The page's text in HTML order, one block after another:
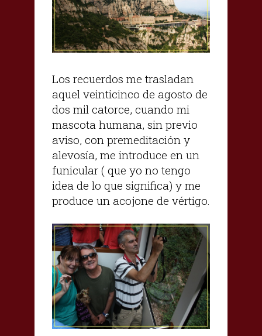
Los recuerdos me trasladan
aquel veinticinco de agosto de
dos mil catorce, cuando mi
mascota humana, sin previo
aviso, con premeditación y
alevosía, me introduce en un
funicular ( que yo no tengo
idea de lo que significa) y me
produce un acojone de vértigo.